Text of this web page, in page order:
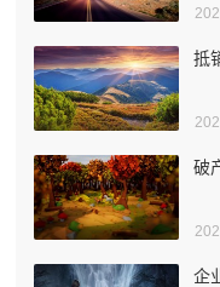
抵
破
企